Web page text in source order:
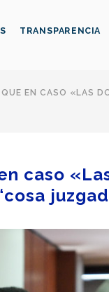
TRANSPARENCIA
QUE EN CASO «LAS
caso